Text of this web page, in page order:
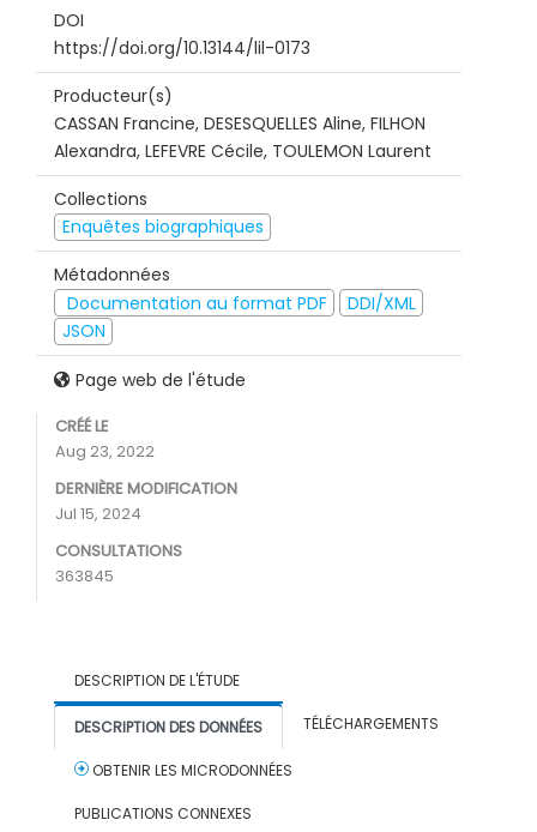
DOI
https://doi.org/10.13144/lil-0173
Producteur(s)
CASSAN Francine, DESESQUELLES Aline, FILHON
Alexandra, LEFEVRE Cécile, TOULEMON Laurent
Collections
Enquêtes biographiques
Métadonnées
Documentation au format PDF
DDI/XML
JSON
Page web de l'étude
CRÉÉ LE
Aug 23, 2022
DERNIÈRE MODIFICATION
Jul 15, 2024
CONSULTATIONS
363845
DESCRIPTION DE L'ÉTUDE
DESCRIPTION DES DONNÉES TÉLÉCHARGEMENTS
OBTENIR LES MICRODONNÉES
PUBLICATIONS CONNEXES